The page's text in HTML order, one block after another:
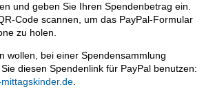
und geben Sie Ihren Spendenbetrag ein.
Code scannen, um das PayPal-Formular
zu holen.
wollen, bei einer Spendensammlung
diesen Spendenlink für PayPal benutzen: